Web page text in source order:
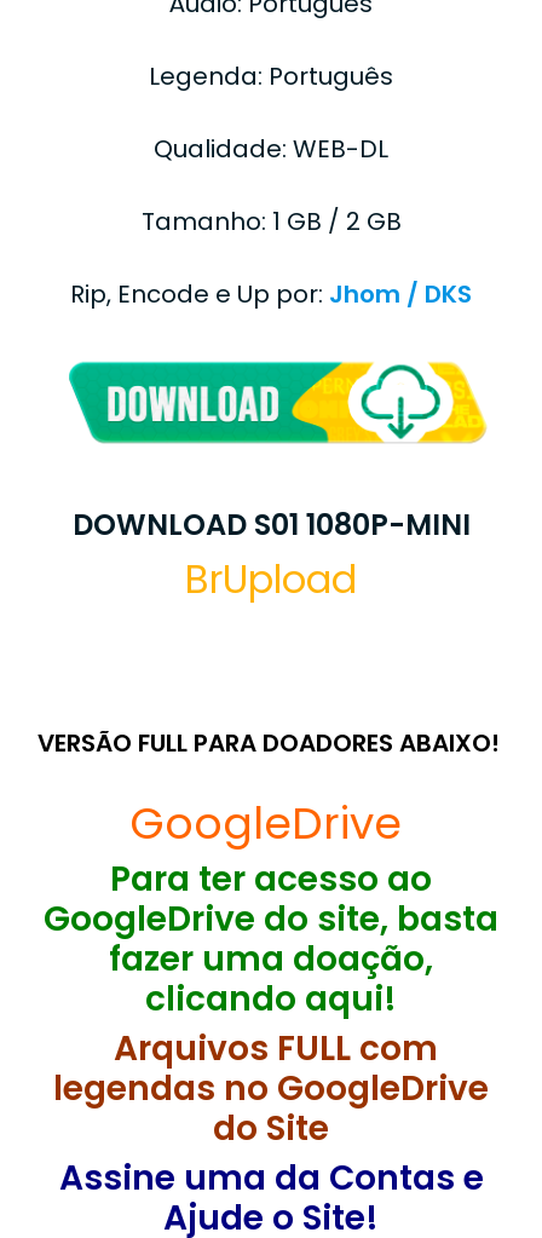
Legenda: Português
Qualidade: WEB-DL
Tamanho: 1 GB / 2 GB
Rip, Encode e Up por: Jhom / DKS
DOWNLOAD S01 1080P-MINI
BrUpload
VERSÃO FULL PARA DOADORES ABAIXO!
GoogleDrive
Para ter acesso ao
GoogleDrive do site, basta
fazer uma doação,
clicando aqui!
Arquivos FULL com
legendas no GoogleDrive
do Site
Assine uma da Contas e
Ajude o Site!